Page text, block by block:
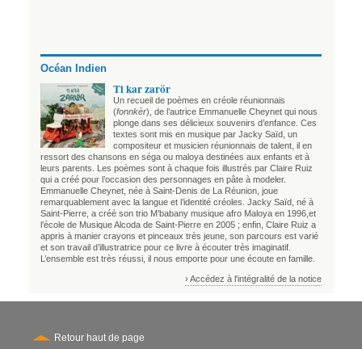
Océan Indien
Ti kar zarör
Un recueil de poèmes en créole réunionnais
(fonnkèr), de l’autrice Emmanuelle Cheynet qui nous
plonge dans ses délicieux souvenirs d’enfance. Ces
textes sont mis en musique par Jacky Saïd, un
compositeur et musicien réunionnais de talent, il en
ressort des chansons en séga ou maloya destinées aux enfants et à
leurs parents. Les poèmes sont à chaque fois illustrés par Claire Ruiz
qui a créé pour l’occasion des personnages en pâte à modeler.
Emmanuelle Cheynet, née à Saint-Denis de La Réunion, joue
remarquablement avec la langue et l’identité créoles. Jacky Saïd, né à
Saint-Pierre, a créé son trio M’babany musique afro Maloya en 1996,et
l’école de Musique Alcoda de Saint-Pierre en 2005 ; enfin, Claire Ruiz a
appris à manier crayons et pinceaux très jeune, son parcours est varié
et son travail d’illustratrice pour ce livre à écouter très imaginatif.
L’ensemble est très réussi, il nous emporte pour une écoute en famille.
› Accédez à l'intégralité de la notice
Retour haut de page